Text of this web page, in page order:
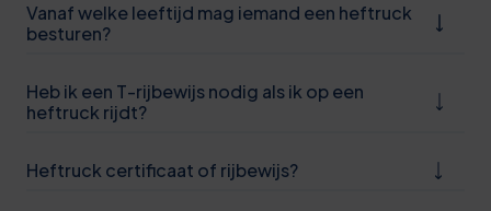
Vanaf welke leeftijd mag iemand een heftruck
besturen?
Heb ik een T-rijbewijs nodig als ik op een
heftruck rijdt?
Heftruck certificaat of rijbewijs?